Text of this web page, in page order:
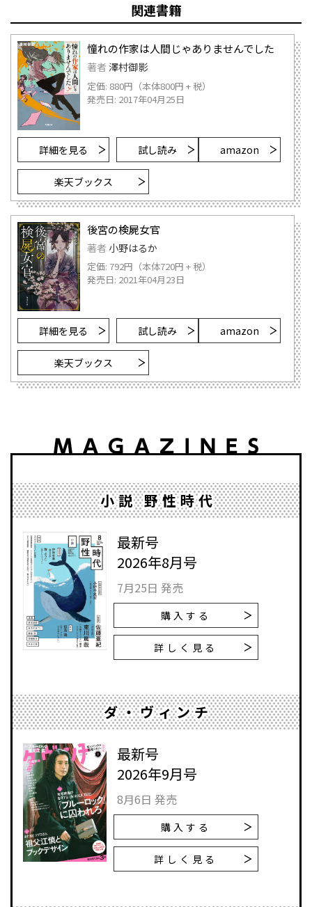
関連書籍
憧れの作家は人間じゃありませんでした
著者 澤村御影
定価: 880円（本体800円 + 税）
発売日: 2017年04月25日
詳細を見る 試し読み amazon
楽天ブックス
後宮の検屍女官
著者 小野はるか
定価: 792円（本体720円 + 税）
発売日: 2021年04月23日
詳細を見る 試し読み amazon
楽天ブックス
小説 野性時代
最新号
2026年8月号
7月25日 発売
購入する
詳しく見る
ダ・ヴィンチ
最新号
2026年9月号
8月6日 発売
購入する
詳しく見る